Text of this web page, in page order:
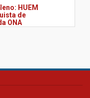
HUEM
de
ONA
hospital do